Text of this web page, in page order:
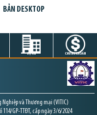
BẢN DESKTOP
DỰ ÁN CHỨNG KHOÁN
Nghiệp và Thương mại (VITIC)
GP-TTĐT, cấp ngày 3/6/2024